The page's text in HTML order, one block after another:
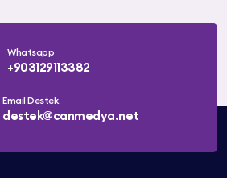
Whatsapp
+903129113382
Email Destek
destek@canmedya.net